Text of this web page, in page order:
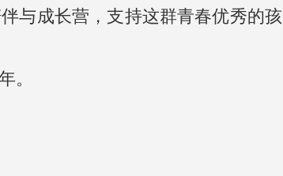
与成长营，支持这群青春优秀的孩
。